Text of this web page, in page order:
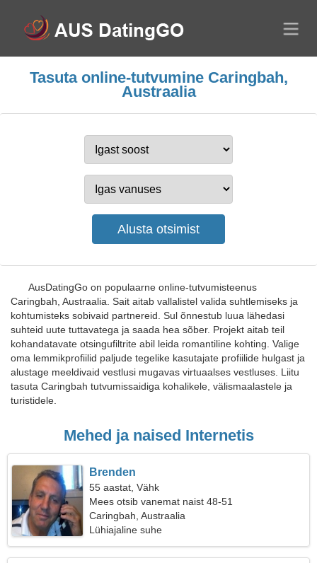
Tasuta online-tutvumine Caringbah,
Austraalia
AusDatingGo on populaarne online-tutvumisteenus
Caringbah, Austraalia. Sait aitab vallalistel valida suhtlemiseks ja
kohtumisteks sobivaid partnereid. Sul õnnestub luua lähedasi
suhteid uute tuttavatega ja saada hea sõber. Projekt aitab teil
kohandatavate otsingufiltrite abil leida romantiline kohting. Valige
oma lemmikprofiilid paljude tegelike kasutajate profiilide hulgast ja
alustage meeldivaid vestlusi mugavas virtuaalses vestluses. Liitu
tasuta Caringbah tutvumissaidiga kohalikele, välismaalastele ja
turistidele.
Mehed ja naised Internetis
Brenden
55 aastat, Vähk
Mees otsib vanemat naist 48-51
Caringbah, Austraalia
Lühiajaline suhe